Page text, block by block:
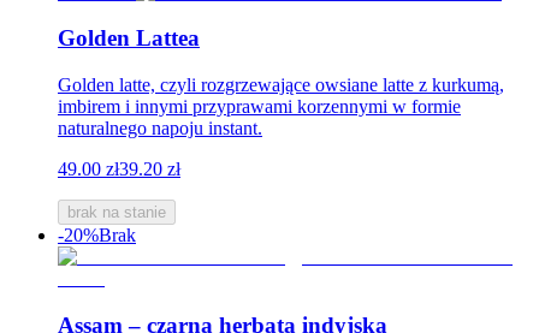
Golden Lattea
Golden latte, czyli rozgrzewające owsiane latte z kurkumą,
imbirem i innymi przyprawami korzennymi w formie
naturalnego napoju instant.
49.00 zł39.20 zł
brak na stanie
-20%Brak
Assam – czarna herbata indyjska